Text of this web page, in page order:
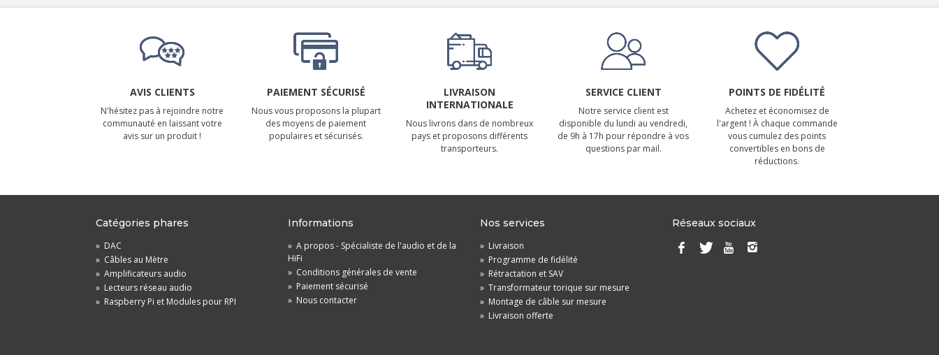
AVIS CLIENTS
N'hésitez pas à rejoindre notre
communauté en laissant votre
avis sur un produit !
PAIEMENT SÉCURISÉ
Nous vous proposons la plupart
des moyens de paiement
populaires et sécurisés.
LIVRAISON
INTERNATIONALE
Nous livrons dans de nombreux
pays et proposons différents
transporteurs.
SERVICE CLIENT
Notre service client est
disponible du lundi au vendredi,
de 9h à 17h pour répondre à vos
questions par mail.
POINTS DE FIDÉLITÉ
Achetez et économisez de
l'argent ! À chaque commande
vous cumulez des points
convertibles en bons de
réductions.
Catégories phares
» DAC
» Câbles au Mètre
» Amplificateurs audio
» Lecteurs réseau audio
» Raspberry Pi et Modules pour RPI
Informations
» A propos - Spécialiste de l'audio et de la
HiFi
» Conditions générales de vente
» Paiement sécurisé
» Nous contacter
Nos services
» Livraison
» Programme de fidélité
» Rétractation et SAV
» Transformateur torique sur mesure
» Montage de câble sur mesure
» Livraison offerte
Réseaux sociaux